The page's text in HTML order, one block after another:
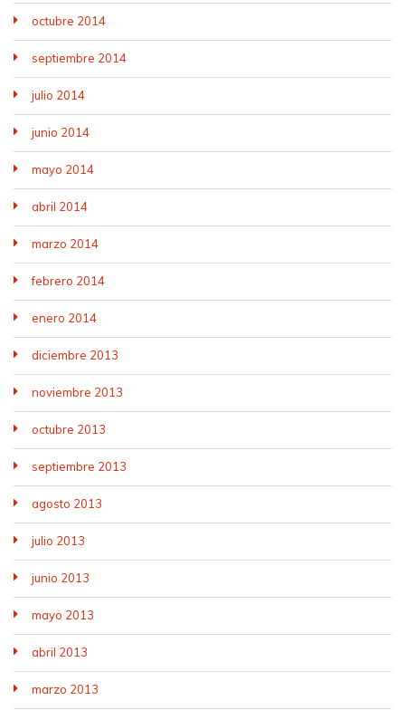
octubre 2014
septiembre 2014
julio 2014
junio 2014
mayo 2014
abril 2014
marzo 2014
febrero 2014
enero 2014
diciembre 2013
noviembre 2013
octubre 2013
septiembre 2013
agosto 2013
julio 2013
junio 2013
mayo 2013
abril 2013
marzo 2013